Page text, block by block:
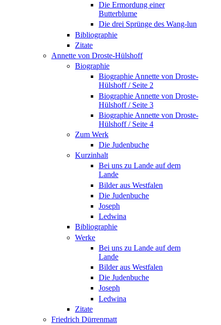
Die Ermordung einer
Butterblume
Die drei Sprünge des Wang-lun
Bibliographie
Zitate
Annette von Droste-Hülshoff
Biographie
Biographie Annette von Droste-
Hülshoff / Seite 2
Biographie Annette von Droste-
Hülshoff / Seite 3
Biographie Annette von Droste-
Hülshoff / Seite 4
Zum Werk
Die Judenbuche
Kurzinhalt
Bei uns zu Lande auf dem
Lande
Bilder aus Westfalen
Die Judenbuche
Joseph
Ledwina
Bibliographie
Werke
Bei uns zu Lande auf dem
Lande
Bilder aus Westfalen
Die Judenbuche
Joseph
Ledwina
Zitate
Friedrich Dürrenmatt